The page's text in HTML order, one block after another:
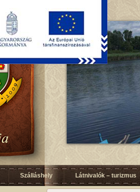
Szálláshely Látnivalók – turizmus